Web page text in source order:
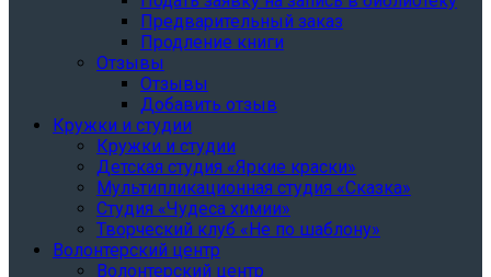
Предварительный заказ
Продление книги
Отзывы
Отзывы
Добавить отзыв
Кружки и студии
Кружки и студии
Детская студия «Яркие краски»
Мультипликационная студия «Сказка»
Студия «Чудеса химии»
Творческий клуб «Не по шаблону»
Волонтерский центр
Волонтерский центр